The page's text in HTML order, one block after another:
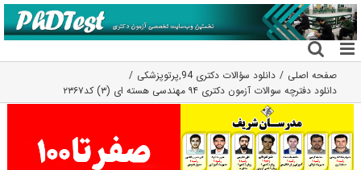
رفتن
به
محتوا
صفحه اصلی دانلود سؤالات دکتری 94 ,پرتوپزشکی
دانلود دفترچه سوالات آزمون دکتری ۹۴ مهندسی هسته ای (۳) کد۲۳۶۷